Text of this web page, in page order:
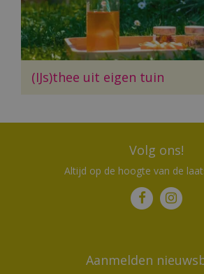
(IJs)thee uit eigen tuin
Volg ons!
Altijd op de hoogte van de
Aanmelden